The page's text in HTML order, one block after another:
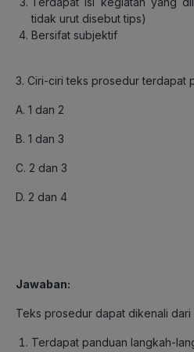
tidak urut disebut tips)
Bersifat subjektif
3. Ciri-ciri teks prosedur terdapat
A. 1 dan 2
B. 1 dan 3
C. 2 dan 3
D. 2 dan 4
Jawaban:
Teks prosedur dapat dikenali
Terdapat panduan langkah-